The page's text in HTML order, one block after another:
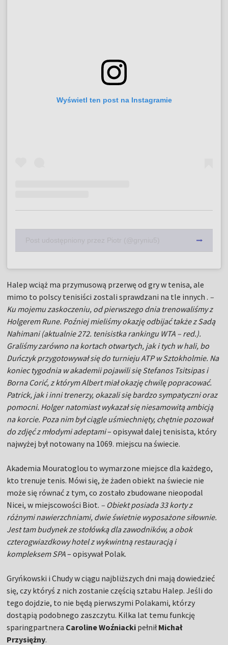
Wyświetl ten post na Instagramie
Post udostępniony przez Piotr (@gryniu5)
Halep wciąż ma przymusową przerwę od gry w tenisa, ale
mimo to polscy tenisiści zostali sprawdzani na tle innych . –
Ku mojemu zaskoczeniu, od pierwszego dnia trenowaliśmy z
Holgerem Rune. Poźniej mieliśmy okazję odbijać także z Sadą
Nahimani (aktualnie 272. tenisistka rankingu WTA – red.).
Graliśmy zarówno na kortach otwartych, jak i tych w hali, bo
Duńczyk przygotowywał się do turnieju ATP w Sztokholmie. Na
koniec tygodnia w akademii pojawili się Stefanos Tsitsipas i
Borna Corić, z którym Albert miał okazję chwilę popracować.
Patrick, jak i inni trenerzy, okazali się bardzo sympatyczni oraz
pomocni. Holger natomiast wykazał się niesamowitą ambicją
na korcie. Poza nim był ciągle uśmiechnięty, chętnie pozował
do zdjęć z młodymi adeptami– opisywał dalej tenisista, który
najwyżej był notowany na 1069. miejscu na świecie.
Akademia Mouratoglou to wymarzone miejsce dla każdego,
kto trenuje tenis. Mówi się, że żaden obiekt na świecie nie
może się równać z tym, co zostało zbudowane nieopodal
Nicei, w miejscowości Biot. – Obiekt posiada 33 korty z
różnymi nawierzchniami, dwie świetnie wyposażone siłownie.
Jest tam budynek ze stołówką dla zawodników, a obok
czterogwiazdkowy hotel z wykwintną restauracją i
kompleksem SPA– opisywał Polak.
Gryńkowski i Chudy w ciągu najbliższych dni mają dowiedzieć
się, czy któryś z nich zostanie częścią sztabu Halep. Jeśli do
tego dojdzie, to nie będą pierwszymi Polakami, którzy
dostąpią podobnego zaszczytu. Kilka lat temu funkcję
sparingpartnera Caroline Woźniacki pełniłMichał
Przysiężny.